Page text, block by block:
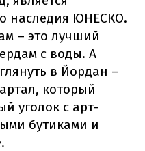
наследия ЮНЕСКО.
– это лучший
с воды. А
в Йордан –
который
уголок с арт-
бутиками и